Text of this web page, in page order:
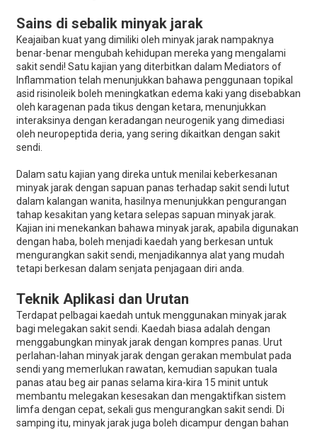
Sains di sebalik minyak jarak
Keajaiban kuat yang dimiliki oleh minyak jarak nampaknya
benar-benar mengubah kehidupan mereka yang mengalami
sakit sendi! Satu kajian yang diterbitkan dalam Mediators of
Inflammation telah menunjukkan bahawa penggunaan topikal
asid risinoleik boleh meningkatkan edema kaki yang disebabkan
oleh karagenan pada tikus dengan ketara, menunjukkan
interaksinya dengan keradangan neurogenik yang dimediasi
oleh neuropeptida deria, yang sering dikaitkan dengan sakit
sendi.
Dalam satu kajian yang direka untuk menilai keberkesanan
minyak jarak dengan sapuan panas terhadap sakit sendi lutut
dalam kalangan wanita, hasilnya menunjukkan pengurangan
tahap kesakitan yang ketara selepas sapuan minyak jarak.
Kajian ini menekankan bahawa minyak jarak, apabila digunakan
dengan haba, boleh menjadi kaedah yang berkesan untuk
mengurangkan sakit sendi, menjadikannya alat yang mudah
tetapi berkesan dalam senjata penjagaan diri anda.
Teknik Aplikasi dan Urutan
Terdapat pelbagai kaedah untuk menggunakan minyak jarak
bagi melegakan sakit sendi. Kaedah biasa adalah dengan
menggabungkan minyak jarak dengan kompres panas. Urut
perlahan-lahan minyak jarak dengan gerakan membulat pada
sendi yang memerlukan rawatan, kemudian sapukan tuala
panas atau beg air panas selama kira-kira 15 minit untuk
membantu melegakan kesesakan dan mengaktifkan sistem
limfa dengan cepat, sekali gus mengurangkan sakit sendi. Di
samping itu, minyak jarak juga boleh dicampur dengan bahan